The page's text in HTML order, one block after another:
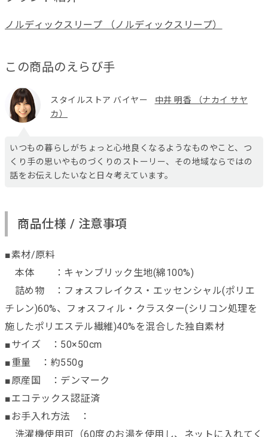
ノルディックスリープ （ノルディックスリープ）
この商品のえらび手
スタイルストア バイヤー
中井 明香 （ナカイ サヤ
カ）
いつもの暮らしがちょっと心地良くなるようなものやこと、つ
くり手の思いやものづくりのストーリー、その地域ならではの
話をお伝えしたいなと日々考えています。
商品仕様 / 注意事項
■素材/原料
本体 ：キャンブリック生地(綿100%)
詰め物 ：フォスフレイクス・エッセンシャル(ポリエ
チレン)60%、フォスフィル・クラスター(シリコン処理を
施したポリエステル繊維)40%を混合した独自素材
■サイズ ：50×50cm
■重量 ：約550g
■原産国 ：デンマーク
■エコテックス認証済
■お手入れ方法 ：
洗濯機使用可（60度のお湯を使用し、ネットに入れてく